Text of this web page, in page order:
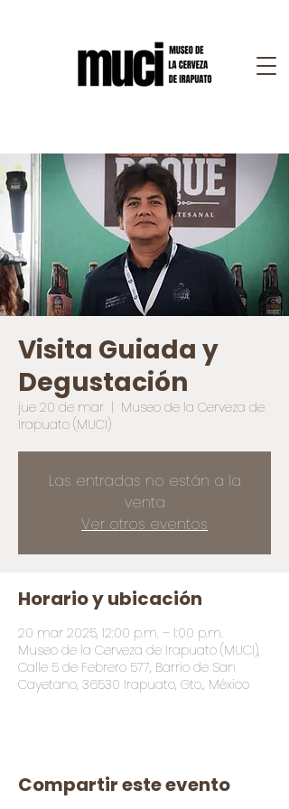
Visita Guiada y
Degustación
jue 20 de mar
  |
Museo de la Cerveza de
Irapuato (MUCI)
Las entradas no están a la
venta
Ver otros eventos
Horario y ubicación
20 mar 2025, 12:00 p.m. – 1:00 p.m.
Museo de la Cerveza de Irapuato (MUCI),
Calle 5 de Febrero 577, Barrio de San
Cayetano, 36530 Irapuato, Gto., México
Compartir este evento